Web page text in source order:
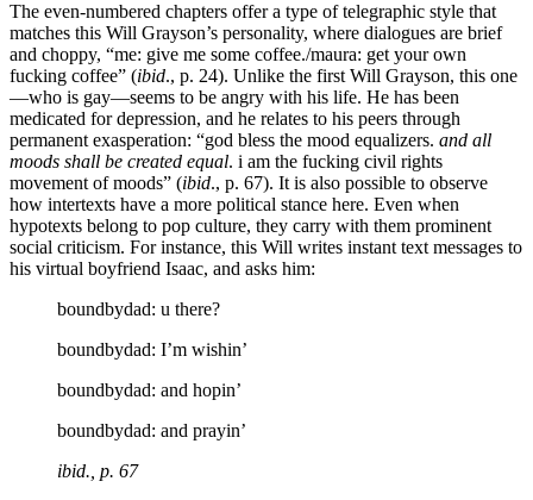
The even-numbered chapters offer a type of telegraphic style that
matches this Will Grayson’s personality, where dialogues are brief
and choppy, “me: give me some coffee./maura: get your own
fucking coffee” (ibid., p. 24). Unlike the first Will Grayson, this one
—who is gay—seems to be angry with his life. He has been
medicated for depression, and he relates to his peers through
permanent exasperation: “god bless the mood equalizers. and all
moods shall be created equal. i am the fucking civil rights
movement of moods” (ibid., p. 67). It is also possible to observe
how intertexts have a more political stance here. Even when
hypotexts belong to pop culture, they carry with them prominent
social criticism. For instance, this Will writes instant text messages to
his virtual boyfriend Isaac, and asks him:
boundbydad: u there?
boundbydad: I’m wishin’
boundbydad: and hopin’
boundbydad: and prayin’
ibid., p. 67